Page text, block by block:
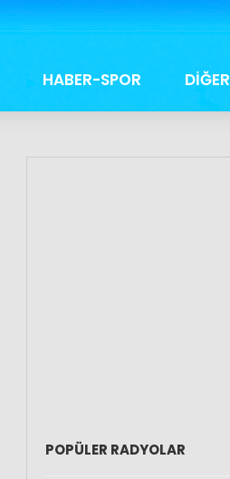
HABER-SPOR DİĞER
POPÜLER RADYOLAR